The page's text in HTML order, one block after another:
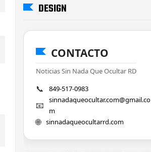
DESIGN
CONTACTO
Noticias Sin Nada Que Ocultar RD
📞 849-517-0983
📧
sinnadaqueocultar.com@gmail.co
m
🌐 sinnadaqueocultarrd.com